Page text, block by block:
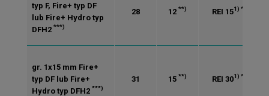
typ F, Fire+ typ DF
lub Fire+ Hydro typ
DFH2***)
28 12**) REI 151) *)
gr. 1x15 mm Fire+
typ DF lub Fire+
Hydro typ DFH2***)
31 15**) REI 301) *)